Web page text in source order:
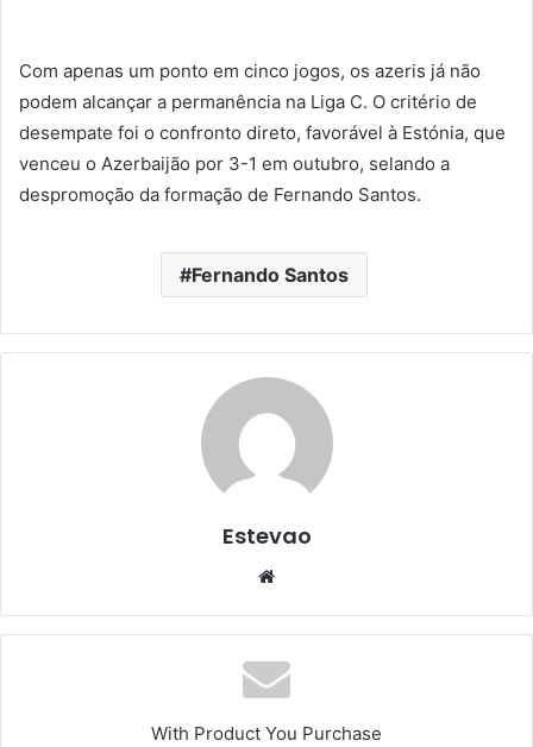
Com apenas um ponto em cinco jogos, os azeris já não
podem alcançar a permanência na Liga C. O critério de
desempate foi o confronto direto, favorável à Estónia, que
venceu o Azerbaijão por 3-1 em outubro, selando a
despromoção da formação de Fernando Santos.
Fernando Santos
Estevao
Website
With Product You Purchase